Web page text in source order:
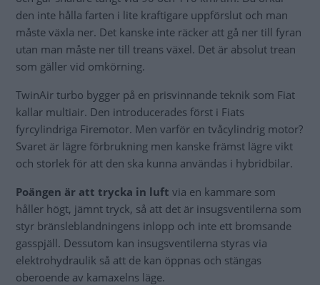
den inte hålla farten i lite kraftigare uppförslut och man
måste växla ner. Det kanske inte räcker att gå ner till fyran
utan man måste ner till treans växel. Det är absolut trean
som gäller vid omkörning.
TwinAir turbo bygger på en prisvinnande teknik som Fiat
kallar multiair. Den introducerades först i Fiats
fyrcylindriga Firemotor. Men varför en tvåcylindrig motor?
Svaret är lägre förbrukning men kanske främst lägre vikt
och storlek för att den ska kunna användas i hybridbilar.
Poängen är att trycka in luft via en kammare som
håller högt, jämnt tryck, så att det är insugsventilerna som
styr bränsleblandningens inlopp och inte ett bromsande
gasspjäll. Dessutom kan insugsventilerna styras via
elektrohydraulik så att de kan öppnas och stängas
oberoende av kamaxelns läge.